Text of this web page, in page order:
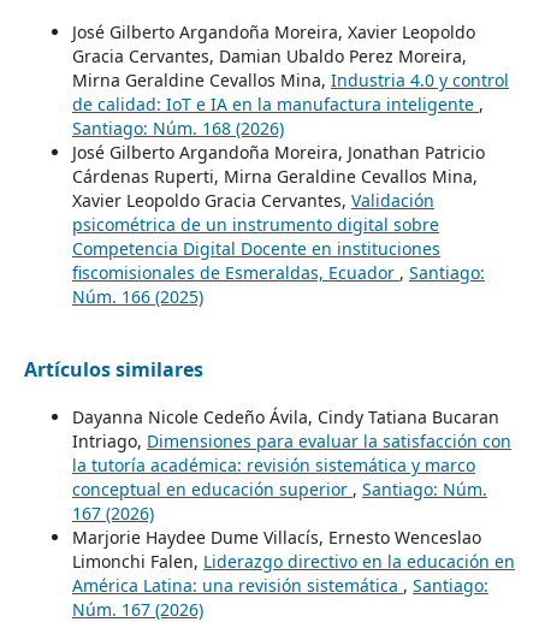
José Gilberto Argandoña Moreira, Xavier Leopoldo
Gracia Cervantes, Damian Ubaldo Perez Moreira,
Mirna Geraldine Cevallos Mina, Industria 4.0 y control
de calidad: IoT e IA en la manufactura inteligente ,
Santiago: Núm. 168 (2026)
José Gilberto Argandoña Moreira, Jonathan Patricio
Cárdenas Ruperti, Mirna Geraldine Cevallos Mina,
Xavier Leopoldo Gracia Cervantes, Validación
psicométrica de un instrumento digital sobre
Competencia Digital Docente en instituciones
fiscomisionales de Esmeraldas, Ecuador , Santiago:
Núm. 166 (2025)
Artículos similares
Dayanna Nicole Cedeño Ávila, Cindy Tatiana Bucaran
Intriago, Dimensiones para evaluar la satisfacción con
la tutoría académica: revisión sistemática y marco
conceptual en educación superior , Santiago: Núm.
167 (2026)
Marjorie Haydee Dume Villacís, Ernesto Wenceslao
Limonchi Falen, Liderazgo directivo en la educación en
América Latina: una revisión sistemática , Santiago:
Núm. 167 (2026)